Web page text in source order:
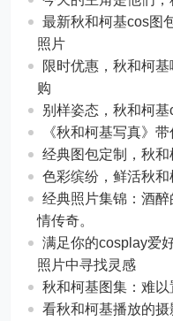
最新秋和柯基cos图
照片
限时优惠，秋和柯
购
别样姿态，秋和柯基
《秋和柯基写真》
经典图包定制，秋
色彩缤纷，鲜活秋
经典照片集锦：酒
情传奇。
满足你的cosplay爱
照片中寻找灵感
秋和柯基图集：难
看秋和柯基播放的